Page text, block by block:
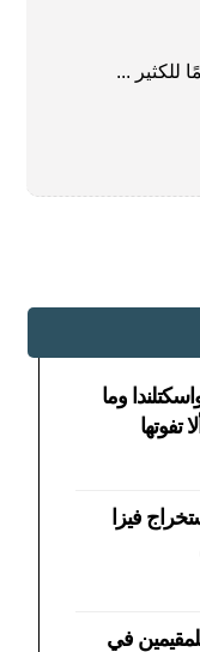
للكثير ...
وما
تفوتها
فيزا
في